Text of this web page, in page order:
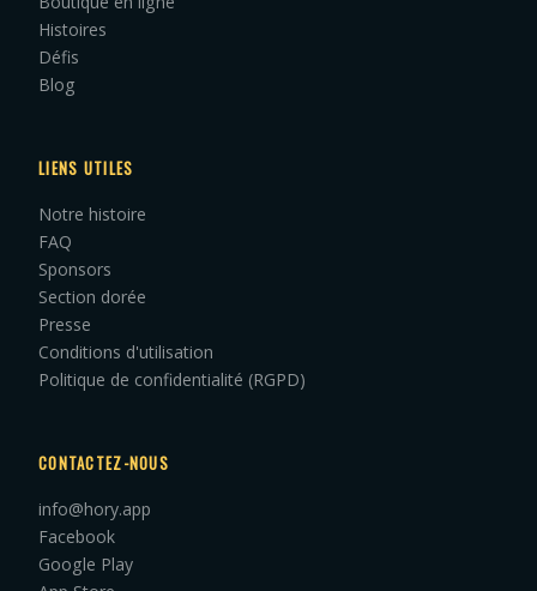
Histoires
Défis
Blog
LIENS UTILES
Notre histoire
FAQ
Sponsors
Section dorée
Presse
Conditions d'utilisation
Politique de confidentialité (RGPD)
CONTACTEZ-NOUS
info@hory.app
Facebook
Google Play